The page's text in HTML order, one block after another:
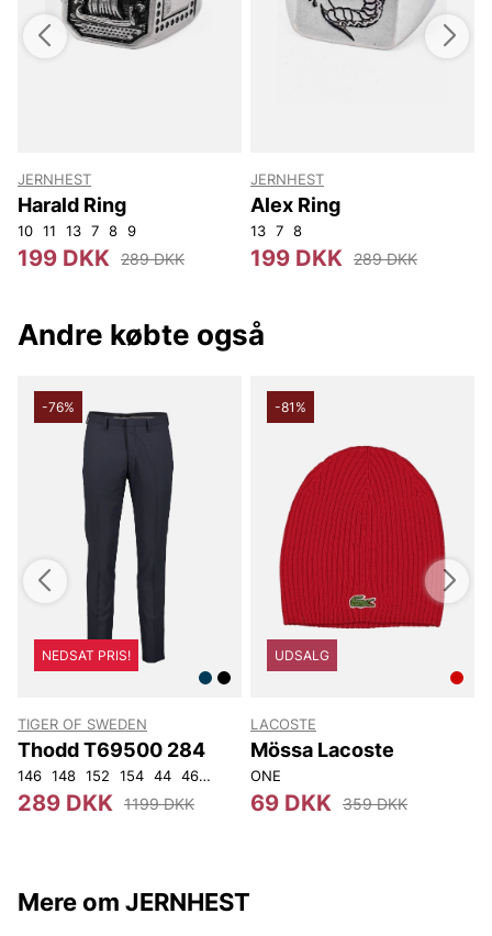
JERNHEST
Harald Ring
10 11 13 7 8 9
199 DKK 289 DKK
JERNHEST
Alex Ring
13 7 8
199 DKK 289 DKK
Andre købte også
-76%
NEDSAT PRIS!
TIGER OF SWEDEN
Thodd T69500 284
146 148 152 154 44 46 48 50 52
289 DKK 1199 DKK
-81%
UDSALG
LACOSTE
Mössa Lacoste
ONE
69 DKK 359 DKK
Mere om JERNHEST